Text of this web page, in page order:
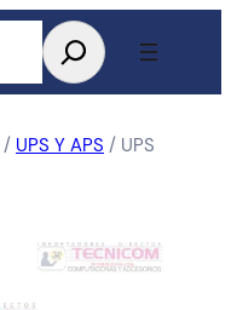
/ UPS Y APS / UPS